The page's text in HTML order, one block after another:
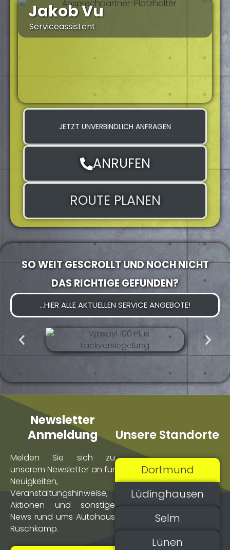
Jakob Vu
Serviceassistent
JETZT UNVERBINDLICH ANFRAGEN
ANRUFEN
ROUTE PLANEN
SO WEIT GESCROLLT UND NOCH NICHT
DAS RICHTIGE GEFUNDEN?
...HIER ALLE AKTUELLEN SERVICE ANGEBOTE!
Newsletter
Anmeldung
Melden Sie sich zu
unserem Newsletter an für
Neuigkeiten,
Veranstaltungs­hinweise,
Aktionen und sonstige
News rund ums Autohaus
Rüschkamp.
Unsere Standorte
Dortmund
Lüdinghausen
Selm
Lünen